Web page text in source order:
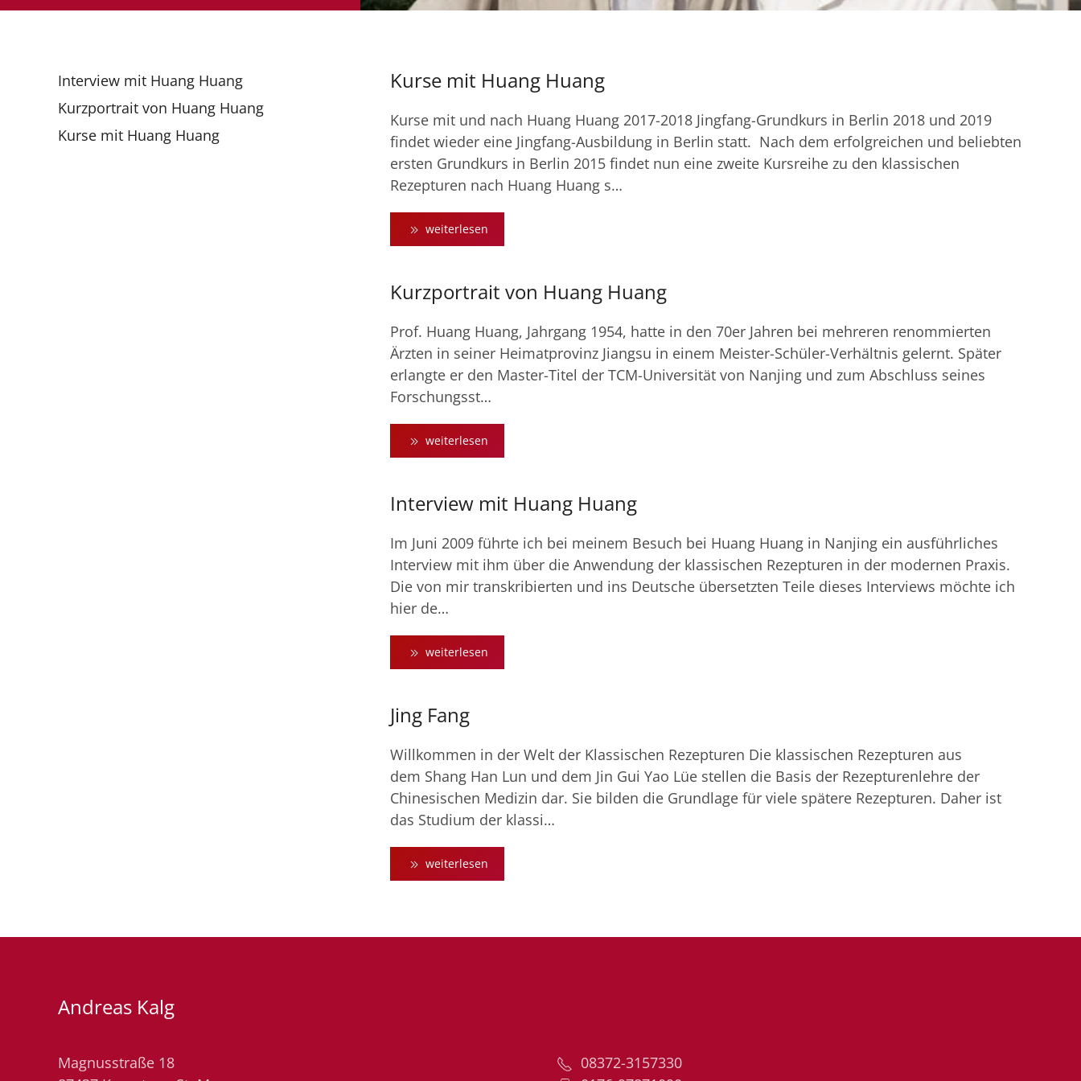
Interview mit Huang Huang
Kurzportrait von Huang Huang
Kurse mit Huang Huang
Kurse mit Huang Huang
Kurse mit und nach Huang Huang 2017-2018 Jingfang-Grundkurs in Berlin 2018 und 2019
findet wieder eine Jingfang-Ausbildung in Berlin statt. Nach dem erfolgreichen und beliebten
ersten Grundkurs in Berlin 2015 findet nun eine zweite Kursreihe zu den klassischen
Rezepturen nach Huang Huang s…
weiterlesen
Kurzportrait von Huang Huang
Prof. Huang Huang, Jahrgang 1954, hatte in den 70er Jahren bei mehreren renommierten
Ärzten in seiner Heimatprovinz Jiangsu in einem Meister-Schüler-Verhältnis gelernt. Später
erlangte er den Master-Titel der TCM-Universität von Nanjing und zum Abschluss seines
Forschungsst…
weiterlesen
Interview mit Huang Huang
Im Juni 2009 führte ich bei meinem Besuch bei Huang Huang in Nanjing ein ausführliches
Interview mit ihm über die Anwendung der klassischen Rezepturen in der modernen Praxis.
Die von mir transkribierten und ins Deutsche übersetzten Teile dieses Interviews möchte ich
hier de…
weiterlesen
Jing Fang
Willkommen in der Welt der Klassischen Rezepturen Die klassischen Rezepturen aus
dem Shang Han Lun und dem Jin Gui Yao Lüe stellen die Basis der Rezepturenlehre der
Chinesischen Medizin dar. Sie bilden die Grundlage für viele spätere Rezepturen. Daher ist
das Studium der klassi…
weiterlesen
Andreas Kalg
Magnusstraße 18
08372-3157330